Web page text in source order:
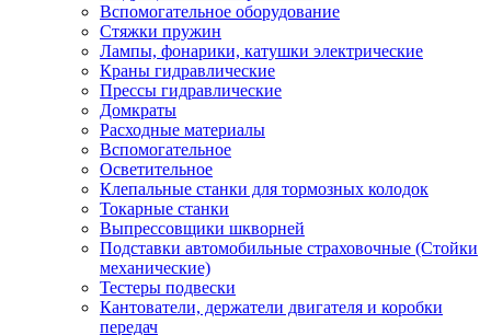
Вспомогательное оборудование
Стяжки пружин
Лампы, фонарики, катушки электрические
Краны гидравлические
Прессы гидравлические
Домкраты
Расходные материалы
Вспомогательное
Осветительное
Клепальные станки для тормозных колодок
Токарные станки
Выпрессовщики шкворней
Подставки автомобильные страховочные (Стойки
механические)
Тестеры подвески
Кантователи, держатели двигателя и коробки
передач